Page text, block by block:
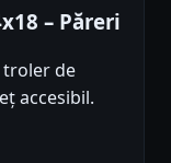
– Păreri
troler de
accesibil.